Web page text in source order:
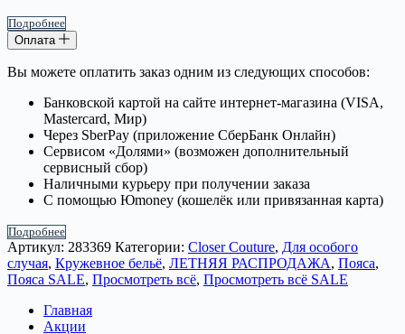
Подробнее
Оплата
Вы можете оплатить заказ одним из следующих способов:
Банковской картой на сайте интернет-магазина (VISA,
Mastercard, Мир)
Через SberPay (приложение СберБанк Онлайн)
Сервисом «Долями» (возможен дополнительный
сервисный сбор)
Наличными курьеру при получении заказа
С помощью Юmoney (кошелёк или привязанная карта)
Подробнее
Артикул: 283369 Категории: Closer Couture, Для особого
случая, Кружевное бельё, ЛЕТНЯЯ РАСПРОДАЖА, Пояса,
Пояса SALE, Просмотреть всё, Просмотреть всё SALE
Главная
Акции